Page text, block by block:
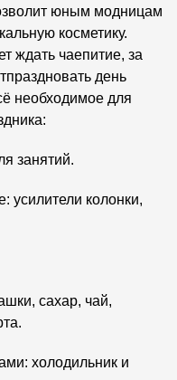
юным модницам
косметику.
ждать чаепитие, за
день
необходимое для
занятий.
усилители колонки,
сахар, чай,
холодильник и